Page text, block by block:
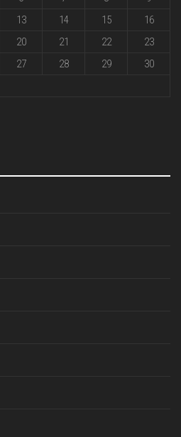
13 14 15
16
20 21 22
23
27 28 29
30